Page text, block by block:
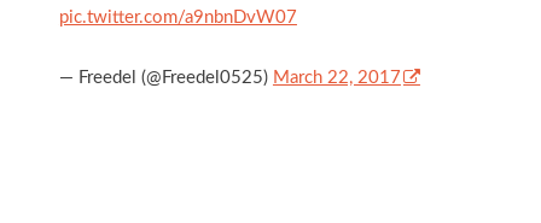
pic.twitter.com/a9nbnDvW07
— Freedel (@Freedel0525) March 22, 2017